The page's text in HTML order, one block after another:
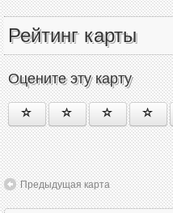
Рейтинг карты
Оцените эту карту
Предыдущая карта